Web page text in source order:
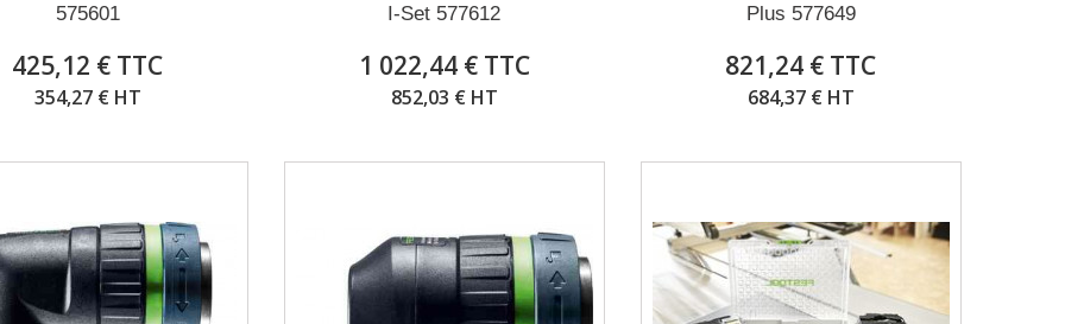
575601
425,12 € TTC
354,27 € HT
I-Set 577612
1 022,44 € TTC
852,03 € HT
Plus 577649
821,24 € TTC
684,37 € HT